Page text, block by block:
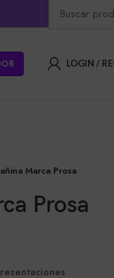
LOGIN /
Marca Prosa
Prosa